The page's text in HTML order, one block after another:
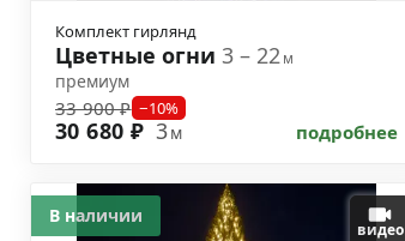
Комплект гирлянд
Цветные огни 3 – 22м
премиум
33 900 ₽ −10%
30 680 ₽ 3м подробнее
видео
В наличии